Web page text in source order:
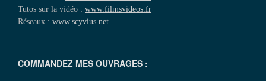
Tutos sur la vidéo : www.filmsvideos.fr
Réseaux : www.scyvius.net
COMMANDEZ MES OUVRAGES :